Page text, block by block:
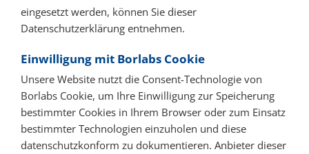
eingesetzt werden, können Sie dieser
Datenschutzerklärung entnehmen.
Einwilligung mit Borlabs Cookie
Unsere Website nutzt die Consent-Technologie von
Borlabs Cookie, um Ihre Einwilligung zur Speicherung
bestimmter Cookies in Ihrem Browser oder zum Einsatz
bestimmter Technologien einzuholen und diese
datenschutzkonform zu dokumentieren. Anbieter dieser